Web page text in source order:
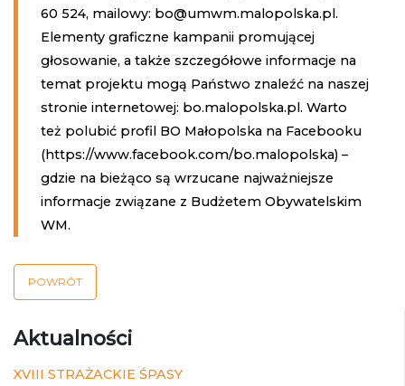
Aktualności
XVIII STRAŻACKIE ŚPASY
60 524, mailowy: bo@umwm.malopolska.pl.
Elementy graficzne kampanii promującej
głosowanie, a także szczegółowe informacje na
temat projektu mogą Państwo znaleźć na naszej
stronie internetowej: bo.malopolska.pl. Warto
też polubić profil BO Małopolska na Facebooku
(https://www.facebook.com/bo.malopolska) –
gdzie na bieżąco są wrzucane najważniejsze
informacje związane z Budżetem Obywatelskim
WM.
POWRÓT